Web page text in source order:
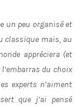
un peu organisé et
classique mais, au
appréciera (et
du choix
experts n’aiment
que j’ai pensé